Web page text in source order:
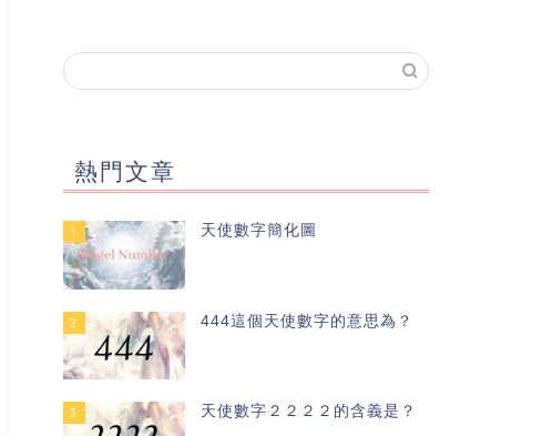
熱門文章
1 天使數字簡化圖
2 444這個天使數字的意思為？
3 天使數字２２２２的含義是？